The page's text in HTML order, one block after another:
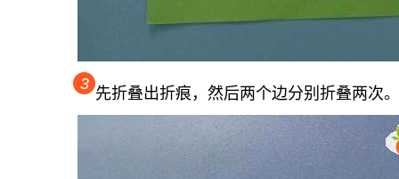
3
先折叠出折痕，然后两个边分别折叠两次。